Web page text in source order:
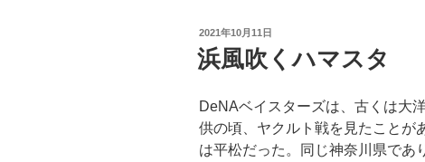
投
稿
日:
2021年10月11日
浜風吹くハマスタ
DeNAベイスターズは、古くは大
供の頃、ヤクルト戦を見たことが
は平松だった。同じ神奈川県であ